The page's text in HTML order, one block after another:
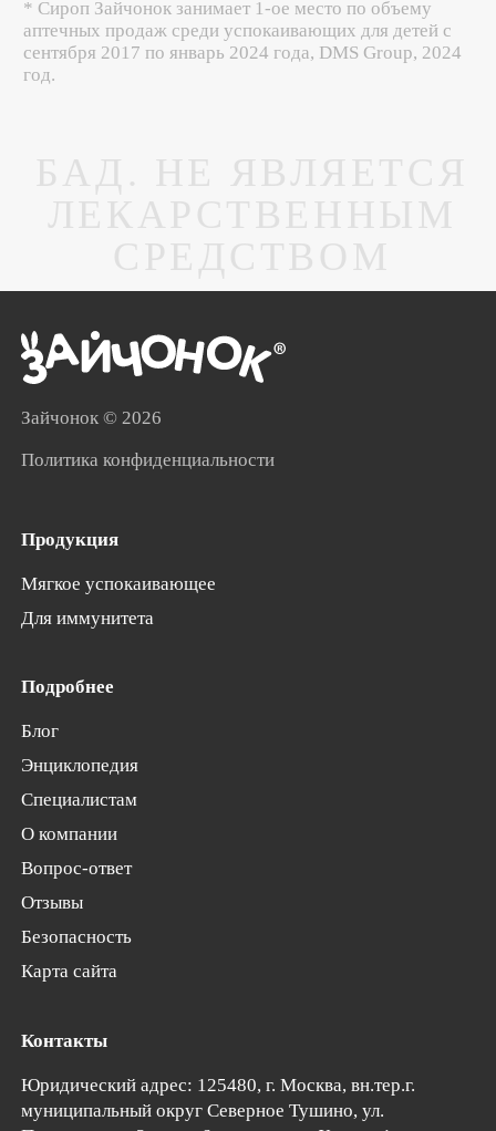
* Сироп Зайчонок занимает 1-ое место по объему
аптечных продаж среди успокаивающих для детей с
сентября 2017 по январь 2024 года, DMS Group, 2024
год.
Зайчонок © 2026
Политика конфиденциальности
Продукция
Мягкое успокаивающее
Для иммунитета
Подробнее
Блог
Энциклопедия
Специалистам
О компании
Вопрос-ответ
Отзывы
Безопасность
Карта сайта
Контакты
Юридический адрес: 125480, г. Москва, вн.тер.г.
муниципальный округ Северное Тушино,ул.